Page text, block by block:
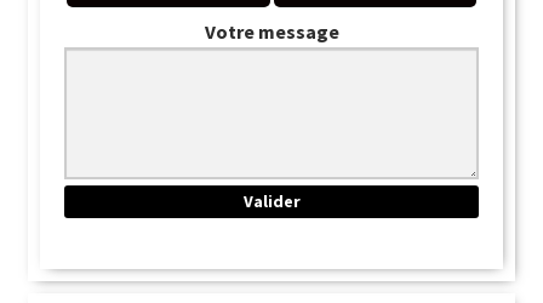
Votre message